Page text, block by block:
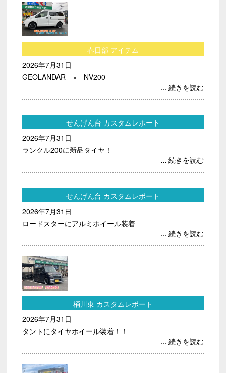
春日部 アイテム
2026年7月31日
GEOLANDAR × NV200
...続きを読む
せんげん台 カスタムレポート
2026年7月31日
ランクル200に新品タイヤ！
...続きを読む
せんげん台 カスタムレポート
2026年7月31日
ロードスターにアルミホイール装着
...続きを読む
桶川東 カスタムレポート
2026年7月31日
タントにタイヤホイール装着！！
...続きを読む